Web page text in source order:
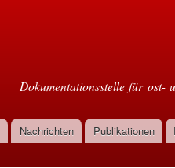
Dokumentationsstelle für ost-
Nachrichten Publikationen